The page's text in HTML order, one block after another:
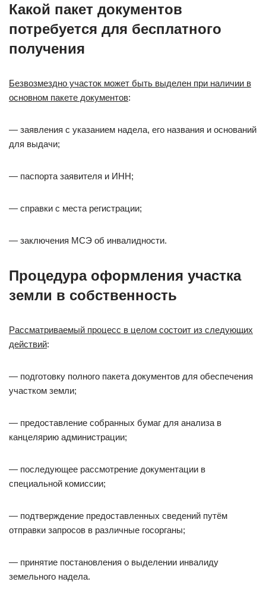
Какой пакет документов
потребуется для бесплатного
получения
Безвозмездно участок может быть выделен при наличии в
основном пакете документов:
— заявления с указанием надела, его названия и оснований
для выдачи;
— паспорта заявителя и ИНН;
— справки с места регистрации;
— заключения МСЭ об инвалидности.
Процедура оформления участка
земли в собственность
Рассматриваемый процесс в целом состоит из следующих
действий:
— подготовку полного пакета документов для обеспечения
участком земли;
— предоставление собранных бумаг для анализа в
канцелярию администрации;
— последующее рассмотрение документации в
специальной комиссии;
— подтверждение предоставленных сведений путём
отправки запросов в различные госорганы;
— принятие постановления о выделении инвалиду
земельного надела.